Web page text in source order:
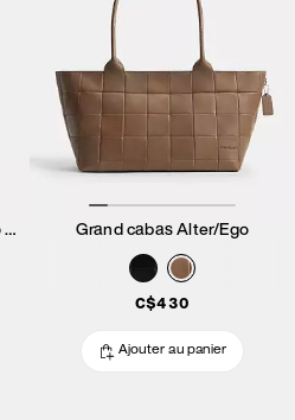
étui à Cartes Zippé Alter/Ego Avec Porte-Clés Grand cabas Alter/Ego
C$430
Ajouter au panier